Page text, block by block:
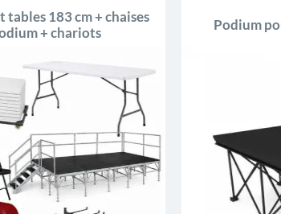
tables 183 cm + chaises
+ chariots
Podium